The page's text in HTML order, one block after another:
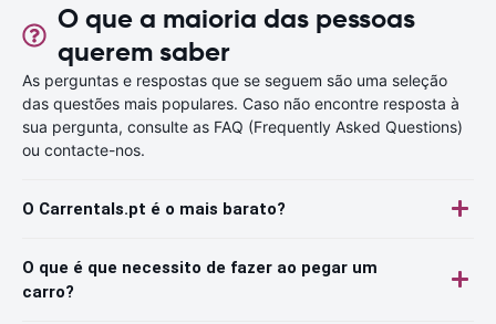
O que a maioria das pessoas
querem saber
As perguntas e respostas que se seguem são uma seleção
das questões mais populares. Caso não encontre resposta à
sua pergunta, consulte as FAQ (Frequently Asked Questions)
ou contacte-nos.
O Carrentals.pt é o mais barato?
O que é que necessito de fazer ao pegar um
carro?